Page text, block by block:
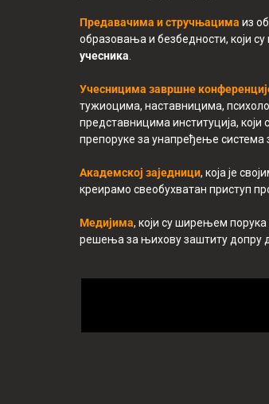
Предавачима и стручњацима из
образовања и безбедности, који
учесника
Учесницима завршне
тужиоцима, наставницима,
представницима институција, који
препоруке за унапређење система
Академској заједници, која је
креирамо свеобухватан приступ
Медијима, који су ширењем
решења за њихову заштиту допру